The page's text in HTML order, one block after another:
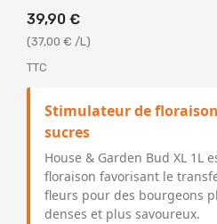
39,90 €
(37,00 € /L)
TTC
Stimulateur de
sucres
House & Garden Bud XL 1L
floraison favorisant le
fleurs pour des bourgeons
denses et plus savoureux.